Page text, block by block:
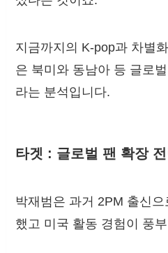
지금까지의 K-pop과 차별
은 북미와 동남아 등 글로
라는 분석입니다.
타겟 : 글로벌 팬 확장
박재범은 과거 2PM 출신
했고 미국 활동 경험이 풍